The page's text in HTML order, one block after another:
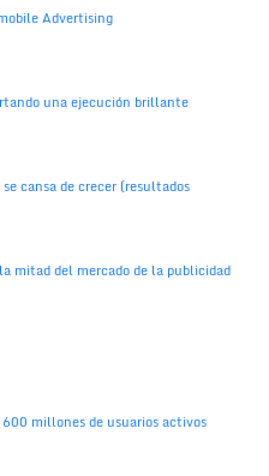
Advertising
una ejecución brillante
cansa de crecer (resultados
mitad del mercado de la publicidad
millones de usuarios activos